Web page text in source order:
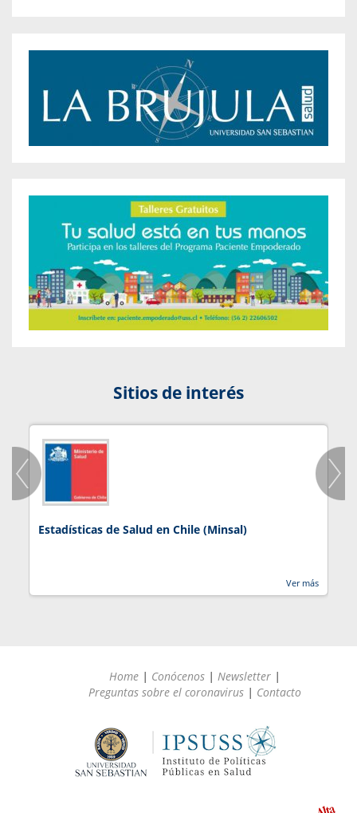
Sitios de interés
Estadísticas de Salud en Chile (Minsal)
Ver más
Home | Conócenos | Newsletter |
Preguntas sobre el coronavirus | Contacto